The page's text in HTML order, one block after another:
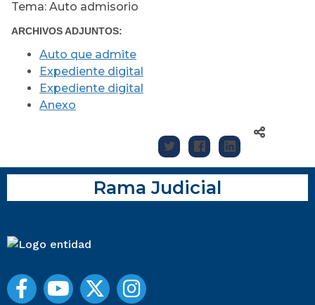
Tema: Auto admisorio
ARCHIVOS ADJUNTOS:
Auto que admite
Expediente digital
Expediente digital
Anexo
Rama Judicial